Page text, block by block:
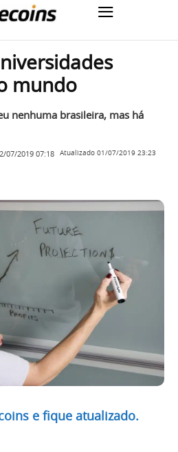
mundo
nenhuma brasileira, mas há
07/2019 07:18 Atualizado 01/07/2019 23:23
e fique atualizado.